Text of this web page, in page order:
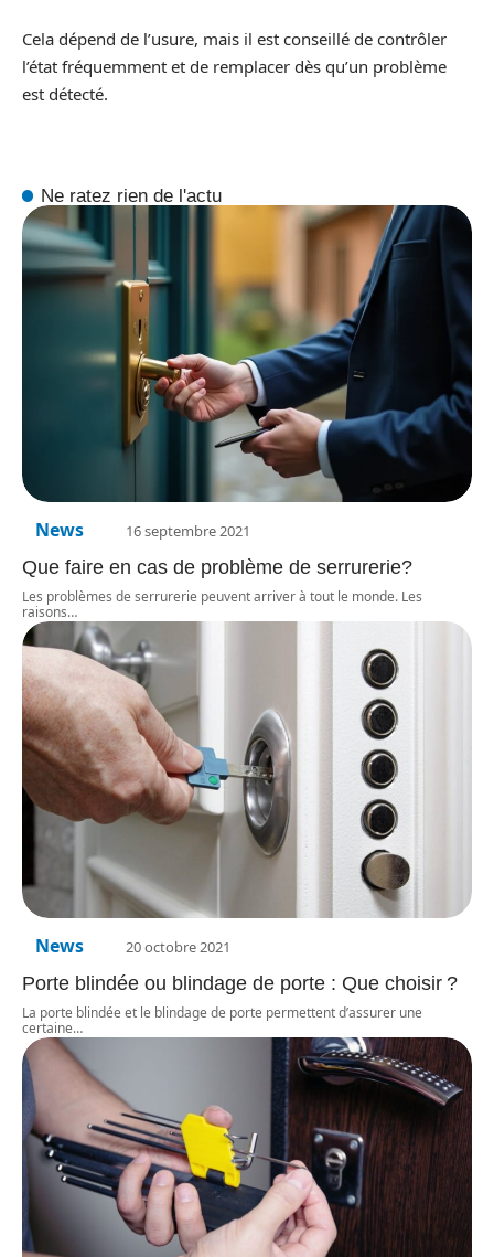
Cela dépend de l’usure, mais il est conseillé de contrôler
l’état fréquemment et de remplacer dès qu’un problème
est détecté.
Ne ratez rien de l'actu
News 16 septembre 2021
Que faire en cas de problème de serrurerie?
Les problèmes de serrurerie peuvent arriver à tout le monde. Les
raisons…
News 20 octobre 2021
Porte blindée ou blindage de porte : Que choisir ?
La porte blindée et le blindage de porte permettent d’assurer une
certaine…